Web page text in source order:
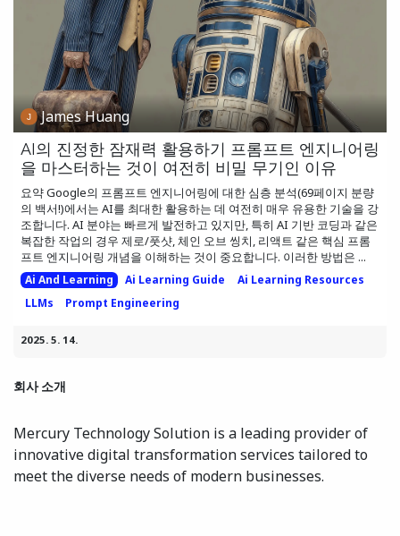
James Huang
AI의 진정한 잠재력 활용하기 프롬프트 엔지니어링
을 마스터하는 것이 여전히 비밀 무기인 이유
요약 Google의 프롬프트 엔지니어링에 대한 심층 분석(69페이지 분량
의 백서!)에서는 AI를 최대한 활용하는 데 여전히 매우 유용한 기술을 강
조합니다. AI 분야는 빠르게 발전하고 있지만, 특히 AI 기반 코딩과 같은
복잡한 작업의 경우 제로/풋샷, 체인 오브 씽치, 리액트 같은 핵심 프롬
프트 엔지니어링 개념을 이해하는 것이 중요합니다. 이러한 방법은 ...
Ai And Learning Ai Learning Guide
Ai Learning Resources
LLMs
Prompt Engineering
2025. 5. 14.
회사 소개
Mercury Technology Solution is a leading provider of
innovative digital transformation services tailored to
meet the diverse needs of modern businesses.